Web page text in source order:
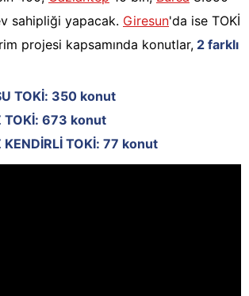
sahipliği yapacak. Giresun'da ise TOKİ
projesi kapsamında konutlar, 2 farklı
TOKİ: 350 konut
TOKİ: 673 konut
KENDİRLİ TOKİ: 77 konut